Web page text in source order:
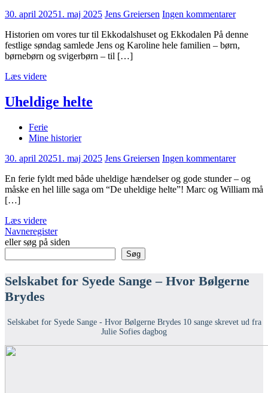
30. april 20251. maj 2025 Jens Greiersen Ingen kommentarer
Historien om vores tur til Ekkodalshuset og Ekkodalen På denne
festlige søndag samlede Jens og Karoline hele familien – børn,
børnebørn og svigerbørn – til […]
Læs videre
Uheldige helte
Ferie
Mine historier
30. april 20251. maj 2025 Jens Greiersen Ingen kommentarer
En ferie fyldt med både uheldige hændelser og gode stunder – og
måske en hel lille saga om “De uheldige helte”! Marc og William må
[…]
Læs videre
Navneregister
eller søg på siden
Søg
Selskabet for Syede Sange – Hvor Bølgerne
Brydes
Selskabet for Syede Sange - Hvor Bølgerne Brydes 10 sange skrevet ud fra
Julie Sofies dagbog